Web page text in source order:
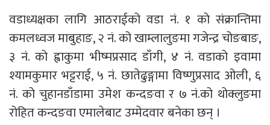
वडाध्यक्षका लागि आठराईको वडा नं. १ काे संक्रान्तिमा
कमलध्वज माबुहाङ, २ नं. को खाम्लालुङमा गजेन्द्र चोङबाङ,
३ नं. को ह्वाकुमा भीष्मप्रसाद डाँगी, ४ नं. वडाको इवामा
श्यामकुमार भट्टराई, ५ नं. छातेढुङ्गामा विष्णुप्रसाद ओली, ६
नं. को चुहानडाँडामा उमेश कन्दङवा र ७ नं.को थोक्लुङमा
रोहित कन्दङवा एमालेबाट उम्मेदवार बनेका छन् ।